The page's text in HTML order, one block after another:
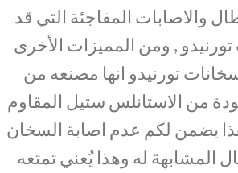
والاصابات المفاجئة التي قد
, ومن المميزات الأخرى
سخانات تورنيدو انها مصنعه من
من الاستانلس ستيل المقاوم
يضمن لكم عدم اصابة السخان
المشابهة له وهذا يُعني تمتعه